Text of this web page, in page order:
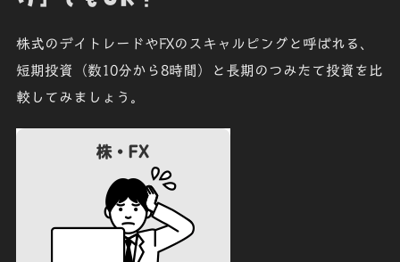
株式のデイトレードやFXの スキャルピング と呼ばれる、
短期投資（数10分から8時間）と長期のつみたて投資を比
較してみましょう。